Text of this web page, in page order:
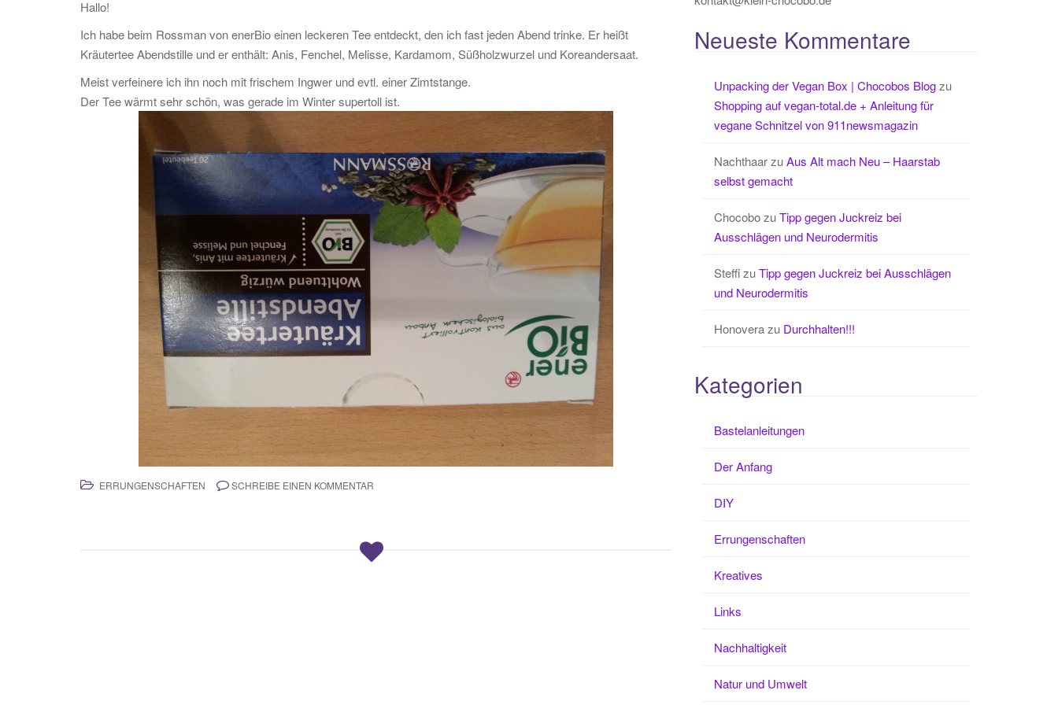
Hallo!
Ich habe beim Rossman von enerBio einen leckeren Tee entdeckt, den ich fast jeden Abend trinke. Er heißt
Kräutertee Abendstille und er enthält: Anis, Fenchel, Melisse, Kardamom, Süßholzwurzel und Koreandersaat.
Meist verfeinere ich ihn noch mit frischem Ingwer und evtl. einer Zimtstange.
Der Tee wärmt sehr schön, was gerade im Winter supertoll ist.
ERRUNGENSCHAFTEN SCHREIBE EINEN KOMMENTAR
Neueste Kommentare
Unpacking der Vegan Box | Chocobos Blogzu
Shopping auf vegan-total.de + Anleitung für
vegane Schnitzel von 911newsmagazin
NachthaarzuAus Alt mach Neu – Haarstab
selbst gemacht
ChocobozuTipp gegen Juckreiz bei
Ausschlägen und Neurodermitis
SteffizuTipp gegen Juckreiz bei Ausschlägen
und Neurodermitis
Honoverazu Durchhalten!!!
Kategorien
Bastelanleitungen
Der Anfang
DIY
Errungenschaften
Kreatives
Links
Nachhaltigkeit
Natur und Umwelt